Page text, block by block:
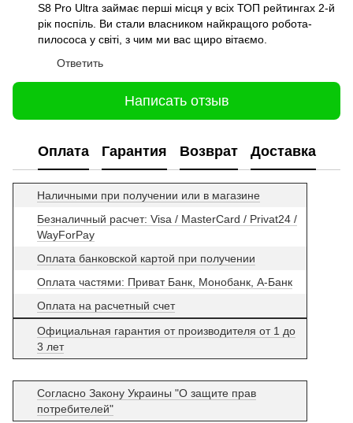
S8 Pro Ultra займає перші місця у всіх ТОП рейтингах 2-й
рік поспіль. Ви стали власником найкращого робота-
пилососа у світі, з чим ми вас щиро вітаємо.
Ответить
Написать отзыв
Оплата Гарантия Возврат Доставка
Наличными при получении или в магазине
Безналичный расчет: Visa / MasterCard / Privat24 /
WayForPay
Оплата банковской картой при получении
Оплата частями: Приват Банк, Монобанк, А-Банк
Оплата на расчетный счет
Официальная гарантия от производителя от 1 до
3 лет
Согласно Закону Украины "О защите прав
потребителей"